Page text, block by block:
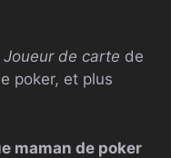
Joueur de carte de
poker, et plus
maman de poker